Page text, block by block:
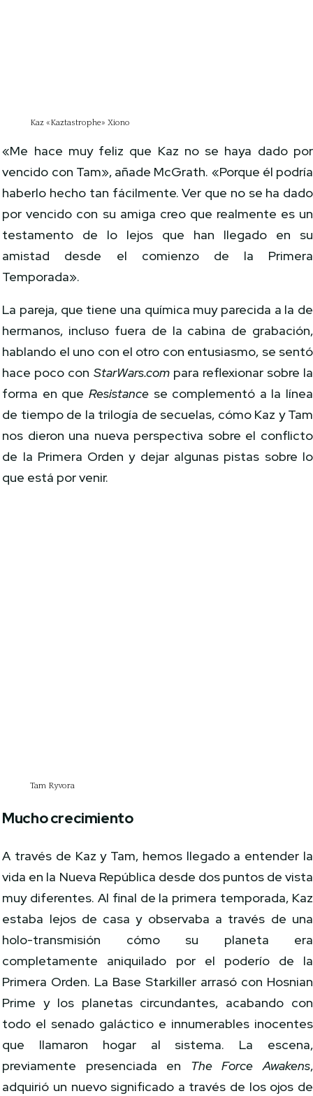
Kaz «Kaztastrophe» Xiono
«Me hace muy feliz que Kaz no se haya dado por
vencido con Tam», añade McGrath. «Porque él podría
haberlo hecho tan fácilmente. Ver que no se ha dado
por vencido con su amiga creo que realmente es un
testamento de lo lejos que han llegado en su
amistad desde el comienzo de la Primera
Temporada».
La pareja, que tiene una química muy parecida a la de
hermanos, incluso fuera de la cabina de grabación,
hablando el uno con el otro con entusiasmo, se sentó
hace poco con StarWars.compara reflexionar sobre la
forma en queResistance se complementó a la línea
de tiempo de la trilogía de secuelas, cómo Kaz y Tam
nos dieron una nueva perspectiva sobre el conflicto
de la Primera Orden y dejar algunas pistas sobre lo
que está por venir.
Tam Ryvora
Mucho crecimiento
A través de Kaz y Tam, hemos llegado a entender la
vida en la Nueva República desde dos puntos de vista
muy diferentes. Al final de la primera temporada, Kaz
estaba lejos de casa y observaba a través de una
holo-transmisión cómo su planeta era
completamente aniquilado por el poderío de la
Primera Orden. La Base Starkiller arrasó con Hosnian
Prime y los planetas circundantes, acabando con
todo el senado galáctico e innumerables inocentes
que llamaron hogar al sistema. La escena,
previamente presenciada en The Force Awakens,
adquirió un nuevo significado a través de los ojos de